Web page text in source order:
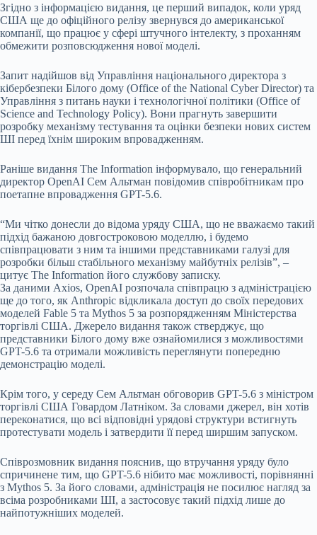
Згідно з інформацією видання, це перший випадок, коли уряд
США ще до офіційного релізу звернувся до американської
компанії, що працює у сфері штучного інтелекту, з проханням
обмежити розповсюдження нової моделі.
Запит надійшов від Управління національного директора з
кібербезпеки Білого дому (Office of the National Cyber Director) та
Управління з питань науки і технологічної політики (Office of
Science and Technology Policy). Вони прагнуть завершити
розробку механізму тестування та оцінки безпеки нових систем
ШІ перед їхнім широким впровадженням.
Раніше видання The Information інформувало, що генеральний
директор OpenAI Сем Альтман повідомив співробітникам про
поетапне впровадження GPT-5.6.
“Ми чітко донесли до відома уряду США, що не вважаємо такий
підхід бажаною довгостроковою моделлю, і будемо
співпрацювати з ним та іншими представниками галузі для
розробки більш стабільного механізму майбутніх релізів”, –
цитує The Information його службову записку.
За даними Axios, OpenAI розпочала співпрацю з адміністрацією
ще до того, як Anthropic відкликала доступ до своїх передових
моделей Fable 5 та Mythos 5 за розпорядженням Міністерства
торгівлі США. Джерело видання також стверджує, що
представники Білого дому вже ознайомилися з можливостями
GPT-5.6 та отримали можливість переглянути попередню
демонстрацію моделі.
Крім того, у середу Сем Альтман обговорив GPT-5.6 з міністром
торгівлі США Говардом Латніком. За словами джерел, він хотів
переконатися, що всі відповідні урядові структури встигнуть
протестувати модель і затвердити її перед ширшим запуском.
Співрозмовник видання пояснив, що втручання уряду було
спричинене тим, що GPT-5.6 нібито має можливості, порівнянні
з Mythos 5. За його словами, адміністрація не посилює нагляд за
всіма розробниками ШІ, а застосовує такий підхід лише до
найпотужніших моделей.